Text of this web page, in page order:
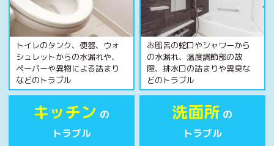
トイレのタンク、便器、ウォ
シュレットからの水漏れや、
ペーパーや異物による詰まり
などのトラブル
お風呂の蛇口やシャワーから
の水漏れ、温度調節部の故
障、排水口の詰まりや異臭な
どのトラブル
キッチン の
トラブル
洗面所 の
トラブル